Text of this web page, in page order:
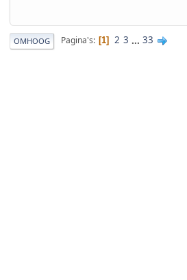
OMHOOG Pagina's 1 2 3 ... 33